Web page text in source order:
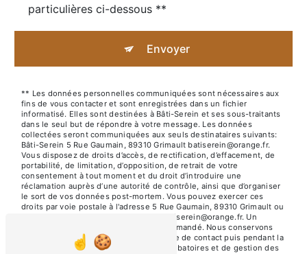
particulières ci-dessous **
Envoyer
** Les données personnelles communiquées sont nécessaires aux
fins de vous contacter et sont enregistrées dans un fichier
informatisé. Elles sont destinées à Bâti-Serein et ses sous-traitants
dans le seul but de répondre à votre message. Les données
collectées seront communiquées aux seuls destinataires suivants:
Bâti-Serein 5 Rue Gaumain, 89310 Grimault batiserein@orange.fr.
Vous disposez de droits d’accès, de rectification, d’effacement, de
portabilité, de limitation, d’opposition, de retrait de votre
consentement à tout moment et du droit d’introduire une
réclamation auprès d’une autorité de contrôle, ainsi que d’organiser
le sort de vos données post-mortem. Vous pouvez exercer ces
droits par voie postale à l'adresse 5 Rue Gaumain, 89310 Grimault ou
par courrier électronique à l'adresse batiserein@orange.fr. Un
justificatif d'identité pourra vous être demandé. Nous conservons
vos données pendant la période de prise de contact puis pendant la
durée de prescription légale aux fins probatoires et de gestion des